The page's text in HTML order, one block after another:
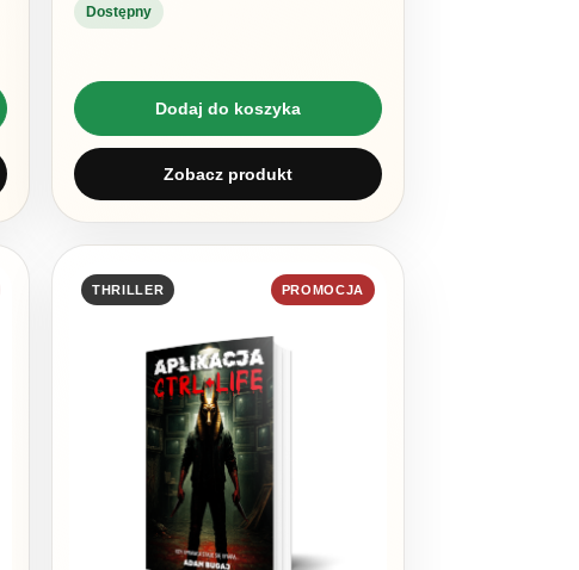
Dostępny
Dodaj do koszyka
Zobacz produkt
THRILLER PROMOCJA